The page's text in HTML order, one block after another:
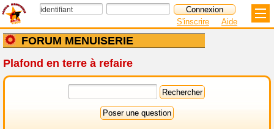
FORUM MENUISERIE
S'inscrire Aide
Plafond en terre à refaire